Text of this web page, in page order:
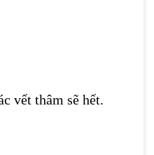
vết thâm sẽ hết.